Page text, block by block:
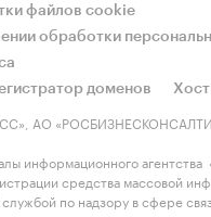
файлов cookie
обработки
доменов
АО
информационного агентства
средства массовой
по надзору в сфере